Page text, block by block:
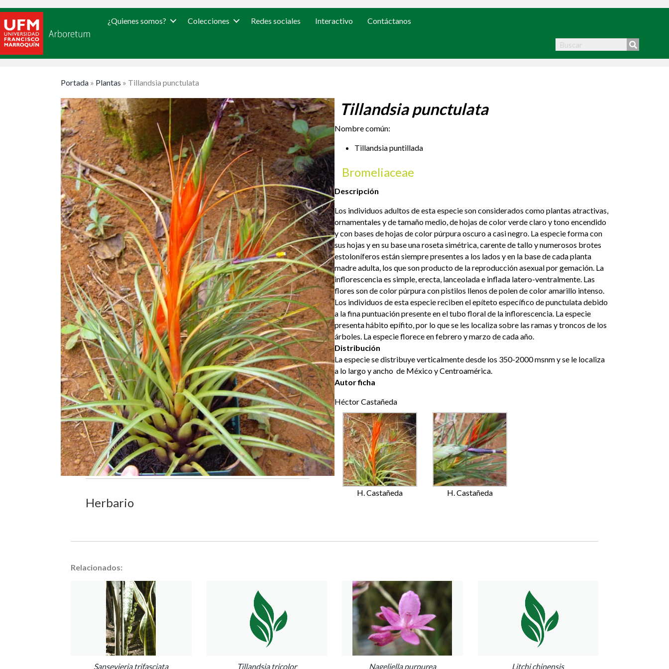
¿Quienes somos? Colecciones Redes sociales Interactivo Contáctanos
Portada » Plantas » Tillandsia punctulata
Herbario
Tillandsia punctulata
Nombre común:
Tillandsia puntillada
Bromeliaceae
Descripción
Los individuos adultos de esta especie son considerados como plantas atractivas,
ornamentales y de tamaño medio, de hojas de color verde claro y tono encendido
y con bases de hojas de color púrpura oscuro a casi negro. La especie forma con
sus hojas y en su base una roseta simétrica, carente de tallo y numerosos brotes
estoloníferos están siempre presentes a los lados y en la base de cada planta
madre adulta, los que son producto de la reproducción asexual por gemación. La
inflorescencia es simple, erecta, lanceolada e inflada latero-ventralmente. Las
flores son de color púrpura con pistilos llenos de polen de color amarillo intenso.
Los individuos de esta especie reciben el epíteto específico de punctulata debido
a la fina puntuación presente en el tubo floral de la inflorescencia. La especie
presenta hábito epífito, por lo que se les localiza sobre las ramas y troncos de los
árboles. La especie florece en febrero y marzo de cada año.
Distribución
La especie se distribuye verticalmente desde los 350-2000 msnm y se le localiza
a lo largo y ancho de México y Centroamérica.
Autor ficha
Héctor Castañeda
H. Castañeda H. Castañeda
Relacionados:
Sansevieria trifasciata Tillandsia tricolor Nageliella purpurea Litchi chinensis